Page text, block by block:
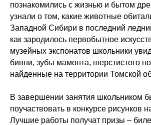
познакомились с жизнью и бытом
узнали о том, какие животные
Западной Сибири в последний
как зародилось первобытное
музейных экспонатов школьники
бивни, зубы мамонта, шерстистого
найденные на территории Томской
В завершении занятия школьником
поучаствовать в конкурсе рисунков
Лучшие работы получат призы –